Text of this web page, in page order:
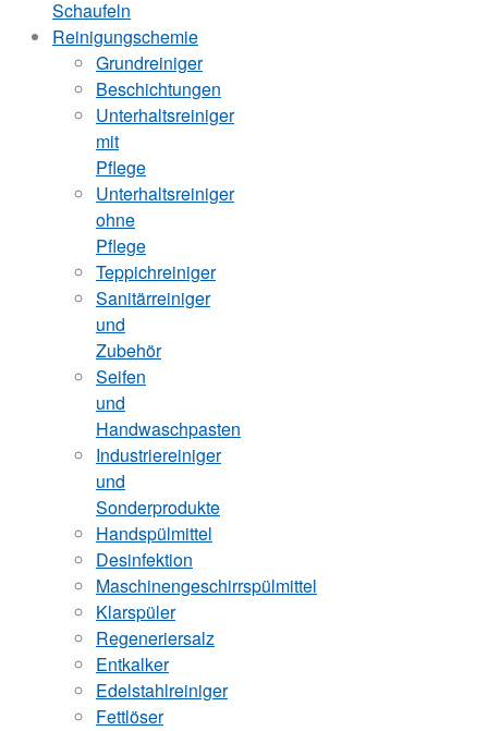
Schaufeln
Reinigungschemie
Grundreiniger
Beschichtungen
Unterhaltsreiniger
mit
Pflege
Unterhaltsreiniger
ohne
Pflege
Teppichreiniger
Sanitärreiniger
und
Zubehör
Seifen
und
Handwaschpasten
Industriereiniger
und
Sonderprodukte
Handspülmittel
Desinfektion
Maschinengeschirrspülmittel
Klarspüler
Regeneriersalz
Entkalker
Edelstahlreiniger
Fettlöser